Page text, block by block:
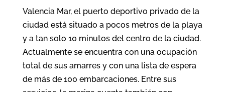
Valencia Mar, el puerto deportivo privado de la
ciudad está situado a pocos metros de la playa
y a tan solo 10 minutos del centro de la ciudad.
Actualmente se encuentra con una ocupación
total de sus amarres y con una lista de espera
de más de 100 embarcaciones. Entre sus